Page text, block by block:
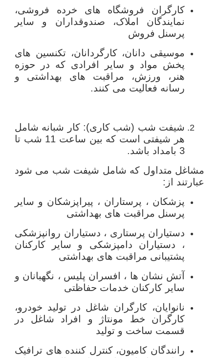
کارگران فروشگاه های خرده فروشی،
نمایندگان املاک، صندوقداران و سایر
پرسنل فروش
موسیقی دانان، کارگردانان، تکنسین های
پخش مواد و سایر افرادی که در حوزه
هنر، ورزش، مراقبت های بهداشتی و
رسانه فعالیت می کنند.
شیفت شب (شب کاری): کار شبانه شامل
هر شیفتی است که بین ساعت 11 شب تا
3 بامداد باشد.
مشاغل متداول که شامل شیفت شب می شود
عبارتند از:
پزشکان ، پرستاران ، پیراپزشکان و سایر
پرسنل مراقبت های بهداشتی
دستیاران پرستاری ، دستیاران روانپزشکی
، دستیاران دامپزشکی و سایر کارکنان
پشتیبانی مراقبت های بهداشتی
آتش نشان ها ، افسران پلیس ، نگهبانان و
سایر کارکنان خدمات حفاظتی
نانوایان، کارگران شاغل در تولید خودرو،
کارگران خط مونتاژ و افراد شاغل در
قسمت ساخت و تولید
رانندگان کامیون، کنترل کننده های ترافیک